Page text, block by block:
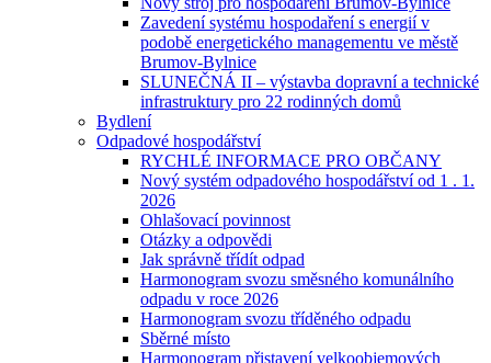
Zavedení systému hospodaření s energií v
podobě energetického managementu ve městě
Brumov-Bylnice
SLUNEČNÁ II – výstavba dopravní a technické
infrastruktury pro 22 rodinných domů
Bydlení
Odpadové hospodářství
RYCHLÉ INFORMACE PRO OBČANY
Nový systém odpadového hospodářství od 1 . 1.
2026
Ohlašovací povinnost
Otázky a odpovědi
Jak správně třídít odpad
Harmonogram svozu směsného komunálního
odpadu v roce 2026
Harmonogram svozu tříděného odpadu
Sběrné místo
Harmonogram přistavení velkoobjemových